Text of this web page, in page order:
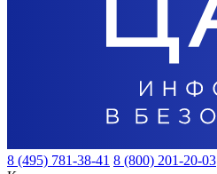
8 (495) 781-38-41 8 (800) 201-20-03